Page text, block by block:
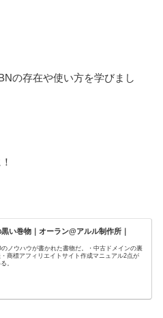
の存在や使い方を学びまし
い巻物｜オーラン@アルル制作所｜
のノウハウが書かれた書物だ。・中古ドメインの裏
商標アフィリエイトサイト作成マニュアル2点が
。